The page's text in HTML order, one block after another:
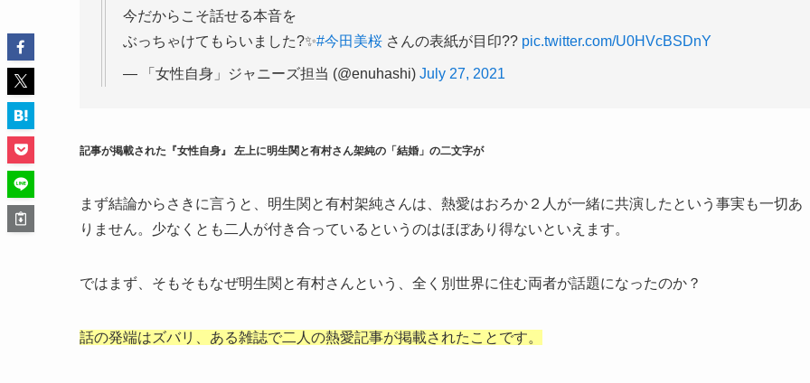
今だからこそ話せる本音を
ぶっちゃけてもらいました?✨#今田美桜 さんの表紙が目印?? pic.twitter.com/U0HVcBSDnY
— 「女性自身」ジャニーズ担当 (@enuhashi) July 27, 2021
記事が掲載された『女性自身』 左上に明生関と有村さん架純の「結婚」の二文字が
まず結論からさきに言うと、明生関と有村架純さんは、熱愛はおろか２人が一緒に共演したという事実も一切あ
りません。少なくとも二人が付き合っているというのはほぼあり得ないといえます。
ではまず、そもそもなぜ明生関と有村さんという、全く別世界に住む両者が話題になったのか？
話の発端はズバリ、ある雑誌で二人の熱愛記事が掲載されたことです。